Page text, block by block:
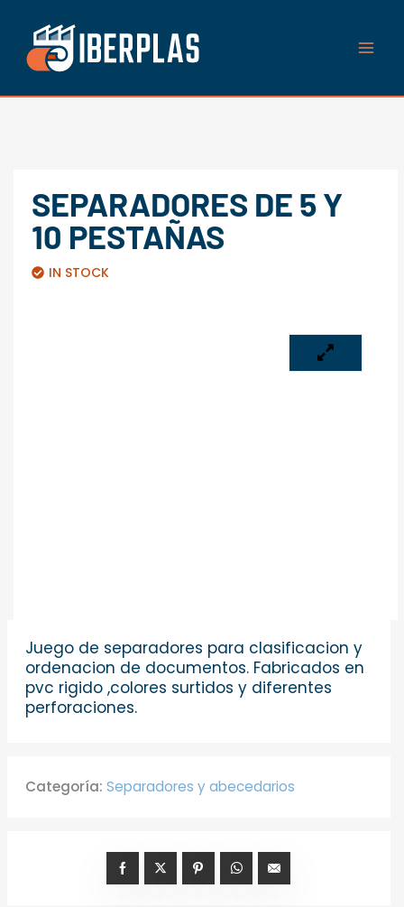
contenido
SEPARADORES DE 5 Y
10 PESTAÑAS
IN STOCK
Juego de separadores para clasificacion y
ordenacion de documentos. Fabricados en
pvc rigido ,colores surtidos y diferentes
perforaciones.
Categoría: Separadores y abecedarios